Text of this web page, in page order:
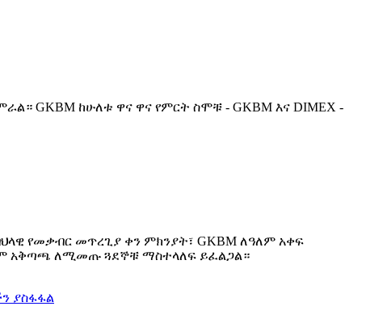
GKBM ከሁለቱ ዋና ዋና የምርት ስሞቹ - GKBM እና DIMEX -
የመቃብር መጥረጊያ ቀን ምክንያት፣ GKBM ለዓለም አቀፍ
አቅጣጫ ለሚመጡ ጓደኞቹ ማስተላለፍ ይፈልጋል።